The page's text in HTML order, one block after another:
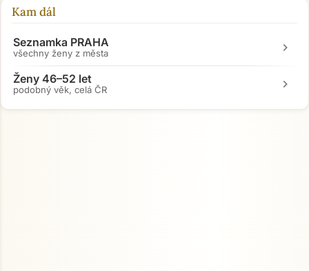
Kam dál
Seznamka PRAHA
všechny ženy z města chevron_right
Ženy 46–52 let
podobný věk, celá ČR chevron_right